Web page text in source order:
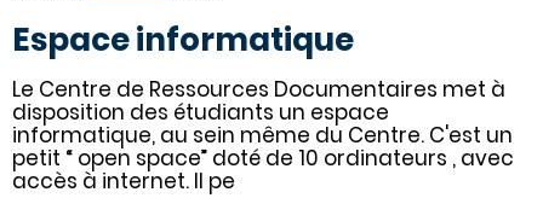
Espace informatique
Le Centre de Ressources Documentaires met à
disposition des étudiants un espace
informatique, au sein même du Centre. C'est un
petit “ open space” doté de 10 ordinateurs , avec
accès à internet. Il pe